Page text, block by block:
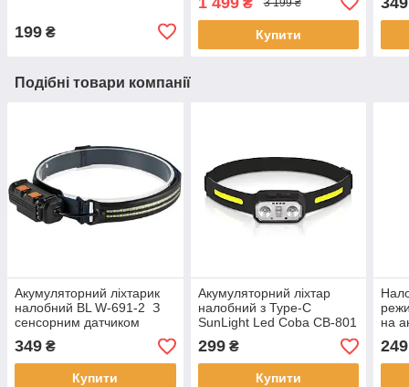
199 ₴
лампочки
3 199 ₴
Купити
Подібні товари компанії
Акумуляторний ліхтарик
налобний BL W-691-2 З
сенсорним датчиком
включення
349 ₴
Купити
Акумуляторний ліхтар
налобний з Type-C
SunLight Led Coba CB-801
Налобний ліхтарі для
походу та кемпінгу
299₴
Купити
на
19F
249